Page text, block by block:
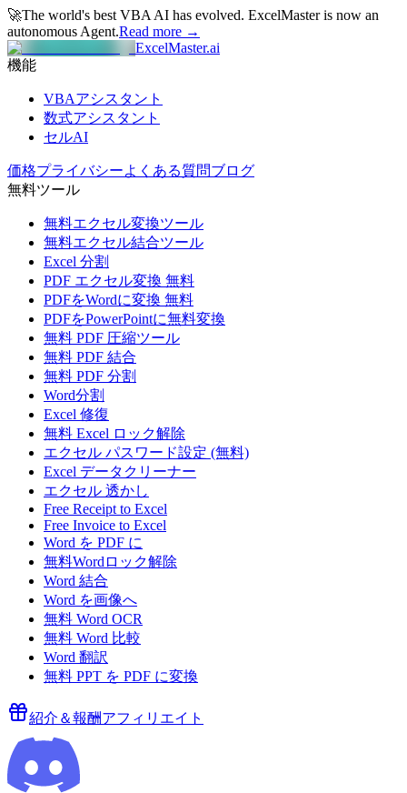
🚀The world's best VBA AI has evolved. ExcelMaster is now an
autonomous Agent.Read more →
ExcelMaster.ai
機能
VBAアシスタント
数式アシスタント
セルAI
価格プライバシーよくある質問ブログ
無料ツール
無料エクセル変換ツール
無料エクセル結合ツール
Excel 分割
PDF エクセル変換 無料
PDFをWordに変換 無料
PDFをPowerPointに無料変換
無料 PDF 圧縮ツール
無料 PDF 結合
無料 PDF 分割
Word分割
Excel 修復
無料 Excel ロック解除
エクセル パスワード設定 (無料)
Excel データクリーナー
エクセル 透かし
Free Receipt to Excel
Free Invoice to Excel
Word を PDF に
無料Wordロック解除
Word 結合
Word を画像へ
無料 Word OCR
無料 Word 比較
Word 翻訳
無料 PPT を PDF に変換
紹介＆報酬アフィリエイト